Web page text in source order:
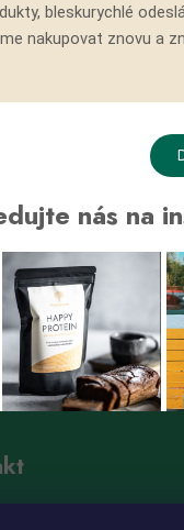
bleskurychlé
nakupovat znovu a
nás na